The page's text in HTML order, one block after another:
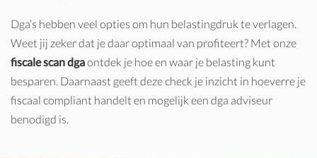
Dga’s hebben veel opties om hun belastingdruk te verlagen.
Weet jij zeker dat je daar optimaal van profiteert? Met onze
fiscale scan dgaontdek je hoe en waar je belasting kunt
besparen. Daarnaast geeft deze check je inzicht in hoeverre je
fiscaal compliant handelt en mogelijk een dga adviseur
benodigd is.